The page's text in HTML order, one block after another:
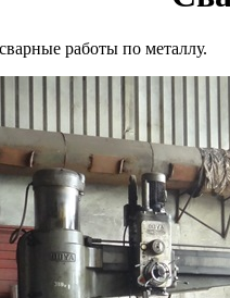
работы по металлу.